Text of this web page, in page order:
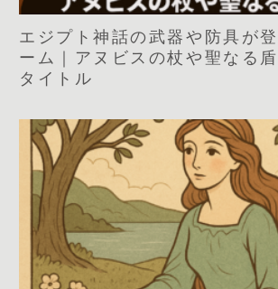
エジプト神話の武器や防具が
ーム｜アヌビスの杖や聖なる
タイトル